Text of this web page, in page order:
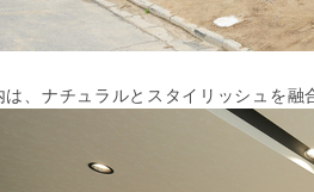
は、ナチュラルとスタイリッシュを